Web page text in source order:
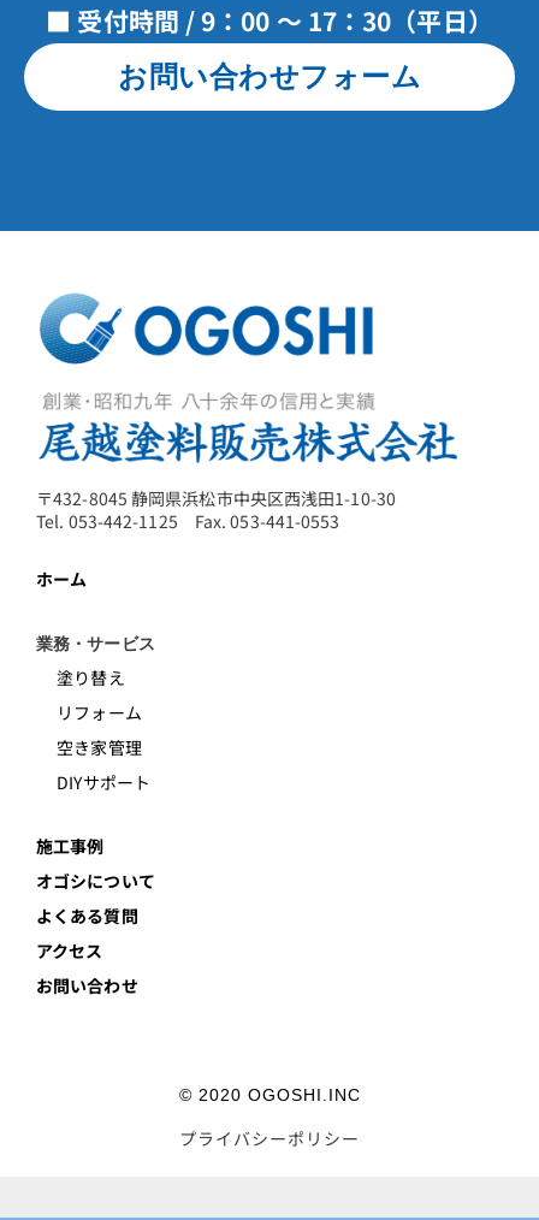
■ 受付時間 / 9：00 ～ 17：30（平日）
お問い合わせフォーム
〒432-8045 静岡県浜松市中央区西浅田1-10-30
Tel. 053-442-1125 Fax. 053-441-0553
ホーム
業務・サービス
塗り替え
リフォーム
空き家管理
DIYサポート
施工事例
オゴシについて
よくある質問
アクセス
お問い合わせ
© 2020 OGOSHI.INC
プライバシーポリシー